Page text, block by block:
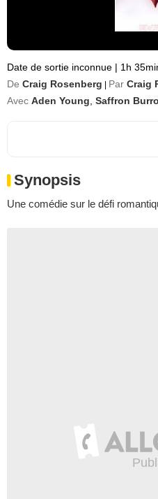
Date de sortie inconnue | 1h
De Craig Rosenberg Par Craig
Avec Aden Young Saffron
Synopsis
Une comédie sur le défi